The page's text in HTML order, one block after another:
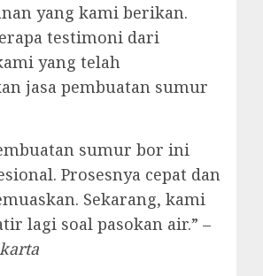
yang kami berikan.
testimoni dari
yang telah
jasa pembuatan sumur
sumur bor ini
Prosesnya cepat dan
Sekarang, kami
lagi soal pasokan air.” –